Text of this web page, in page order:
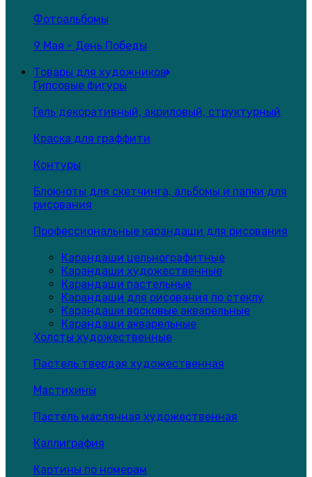
Фотоальбомы
9 Мая - День Победы
Товары для художников
Гипсовые фигуры
Гель декоративный, акриловый, структурный
Краска для граффити
Контуры
Блокноты для скетчинга, альбомы и папки для
рисования
Профессиональные карандаши для рисования
Карандаши цельнографитные
Карандаши художественные
Карандаши пастельные
Карандаши для рисования по стеклу
Карандаши восковые акварельные
Карандаши акварельные
Холсты художественные
Пастель твердая художественная
Мастихины
Пастель маслянная художественная
Каллиграфия
Картины по номерам